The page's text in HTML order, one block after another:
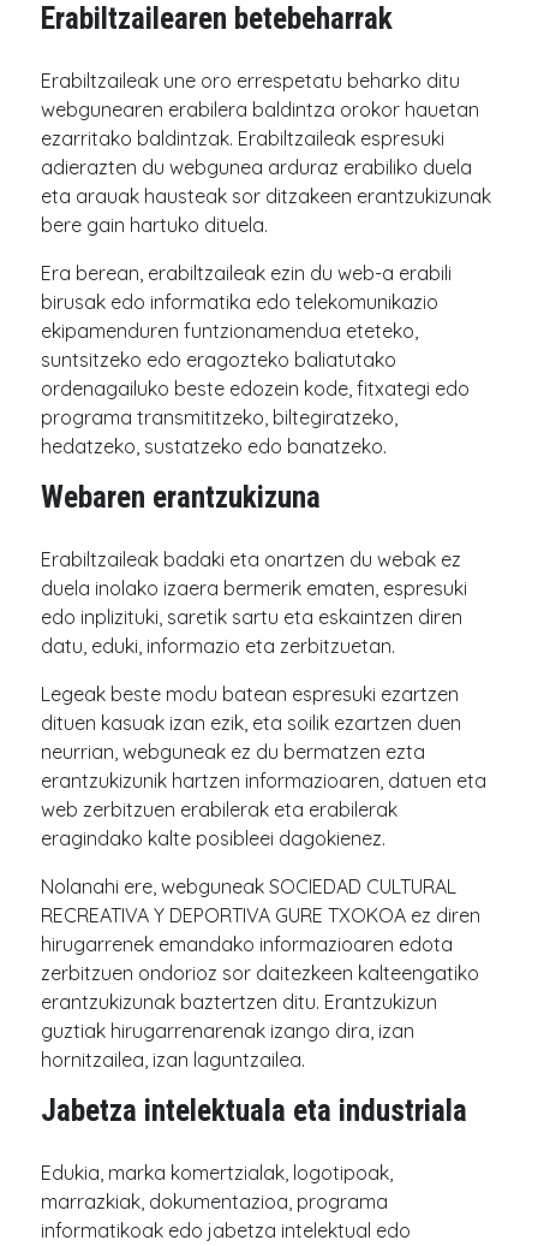
Erabiltzailearen betebeharrak
Erabiltzaileak une oro errespetatu beharko ditu
webgunearen erabilera baldintza orokor hauetan
ezarritako baldintzak. Erabiltzaileak espresuki
adierazten du webgunea arduraz erabiliko duela
eta arauak hausteak sor ditzakeen erantzukizunak
bere gain hartuko dituela.
Era berean, erabiltzaileak ezin du web-a erabili
birusak edo informatika edo telekomunikazio
ekipamenduren funtzionamendua eteteko,
suntsitzeko edo eragozteko baliatutako
ordenagailuko beste edozein kode, fitxategi edo
programa transmititzeko, biltegiratzeko,
hedatzeko, sustatzeko edo banatzeko.
Webaren erantzukizuna
Erabiltzaileak badaki eta onartzen du webak ez
duela inolako izaera bermerik ematen, espresuki
edo inplizituki, saretik sartu eta eskaintzen diren
datu, eduki, informazio eta zerbitzuetan.
Legeak beste modu batean espresuki ezartzen
dituen kasuak izan ezik, eta soilik ezartzen duen
neurrian, webguneak ez du bermatzen ezta
erantzukizunik hartzen informazioaren, datuen eta
web zerbitzuen erabilerak eta erabilerak
eragindako kalte posibleei dagokienez.
Nolanahi ere, webguneak SOCIEDAD CULTURAL
RECREATIVA Y DEPORTIVA GURE TXOKOA ez diren
hirugarrenek emandako informazioaren edota
zerbitzuen ondorioz sor daitezkeen kalteengatiko
erantzukizunak baztertzen ditu. Erantzukizun
guztiak hirugarrenarenak izango dira, izan
hornitzailea, izan laguntzailea.
Jabetza intelektuala eta industriala
Edukia, marka komertzialak, logotipoak,
marrazkiak, dokumentazioa, programa
informatikoak edo jabetza intelektual edo